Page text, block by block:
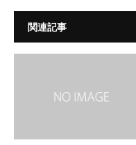
関連記事